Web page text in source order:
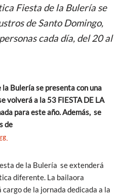
Fiesta de la Bulería se
de Santo Domingo,
cada día, del 20 al
la Bulería se presenta con una
volverá a la 53 FIESTA DE LA
para este año. Además, se
de
de la Bulería se extenderá
diferente. La bailaora
de la jornada dedicada a la